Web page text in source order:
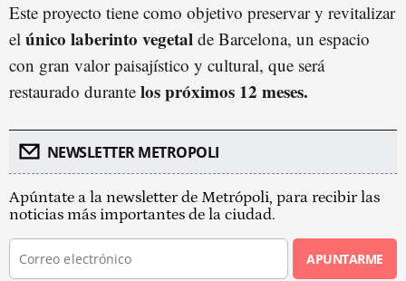
Este proyecto tiene como objetivo preservar y revitalizar
el único laberinto vegetal de Barcelona, un espacio
con gran valor paisajístico y cultural, que será
restaurado durante los próximos 12 meses.
NEWSLETTER METROPOLI
Apúntate a la newsletter de Metrópoli, para recibir las
noticias más importantes de la ciudad.
APUNTARME